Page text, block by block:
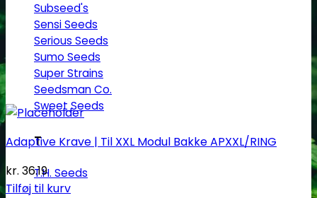
Subseed's
Sensi Seeds
Serious Seeds
Sumo Seeds
Super Strains
Seedsman Co.
Sweet Seeds
T
T.H. Seeds
Adaptive Krave | Til XXL Modul Bakke APXXL/RING
kr. 36.19
Tilføj til kurv